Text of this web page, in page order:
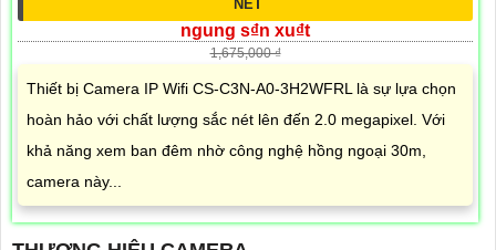
NÉT
ngung s₫n xu₫t
1,675,000 ₫
Thiết bị Camera IP Wifi CS-C3N-A0-3H2WFRL là sự lựa chọn
hoàn hảo với chất lượng sắc nét lên đến 2.0 megapixel. Với
khả năng xem ban đêm nhờ công nghệ hồng ngoại 30m,
camera này...